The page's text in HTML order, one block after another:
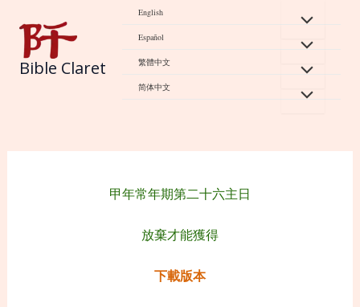
content
Bible Claret
English
Español
繁體中文
简体中文
甲年常年期第二十六主日
放棄才能獲得
下載版本